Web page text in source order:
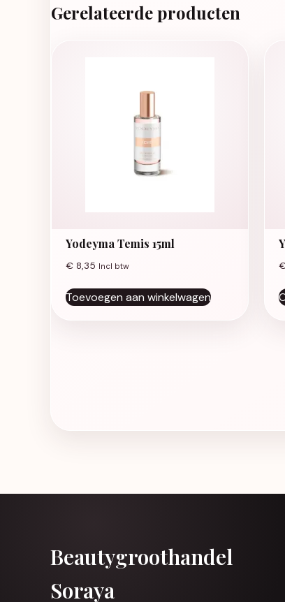
Gerelateerde producten
Yodeyma Temis 15ml
€ 8,35 Incl btw
Toevoegen aan winkelwagen
Beautygroothandel
Soraya